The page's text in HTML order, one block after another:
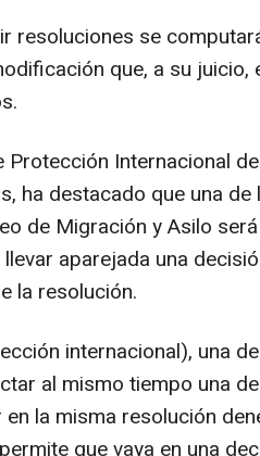
resoluciones se
que, a su juicio,
Internacional
ha destacado que una de
de Migración y Asilo
aparejada una
la resolución.
internacional), una
al mismo tiempo una
la misma resolución
que vaya en una